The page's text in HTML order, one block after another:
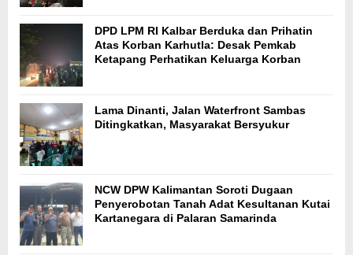
DPD LPM RI Kalbar Berduka dan Prihatin
Atas Korban Karhutla: Desak Pemkab
Ketapang Perhatikan Keluarga Korban
Lama Dinanti, Jalan Waterfront Sambas
Ditingkatkan, Masyarakat Bersyukur
NCW DPW Kalimantan Soroti Dugaan
Penyerobotan Tanah Adat Kesultanan Kutai
Kartanegara di Palaran Samarinda